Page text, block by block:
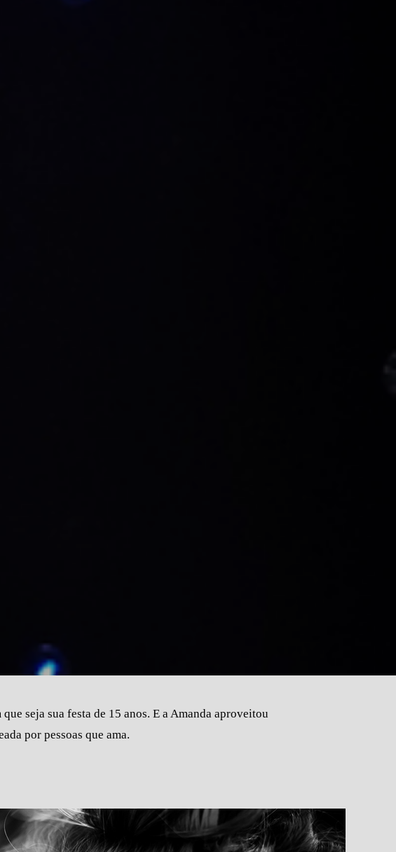
seja sua festa de 15 anos. E a Amanda aproveitou
por pessoas que ama.